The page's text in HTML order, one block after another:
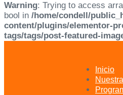
Warning: Trying to access
bool in /home/condell/
content/plugins/elementor-
tags/tags/post-featured-
Inicio